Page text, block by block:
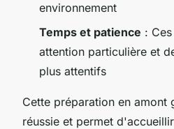
environnement
Temps et patience :
attention particulière et
plus attentifs
Cette préparation en amont
réussie et permet